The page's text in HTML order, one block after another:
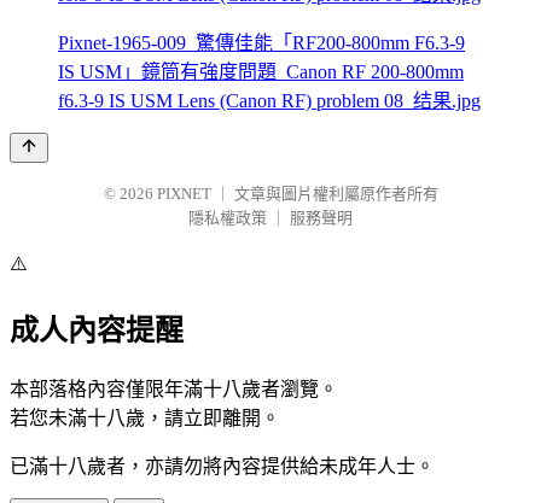
Pixnet-1965-009_驚傳佳能「RF200-800mm F6.3-9
IS USM」鏡筒有強度問題_Canon RF 200-800mm
f6.3-9 IS USM Lens (Canon RF) problem 08_结果.jpg
© 2026 PIXNET
文章與圖片權利屬原作者所有
隱私權政策
服務聲明
⚠️
成人內容提醒
本部落格內容僅限年滿十八歲者瀏覽。
若您未滿十八歲，請立即離開。
已滿十八歲者，亦請勿將內容提供給未成年人士。